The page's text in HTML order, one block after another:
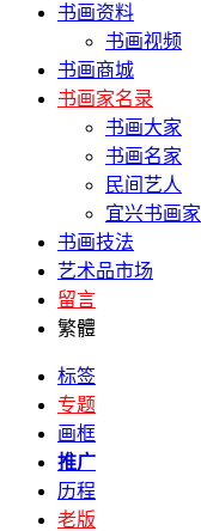
书画资料
书画视频
书画商城
书画家名录
书画大家
书画名家
民间艺人
宜兴书画家
书画技法
艺术品市场
留言
繁體
标签
专题
画框
推广
历程
老版